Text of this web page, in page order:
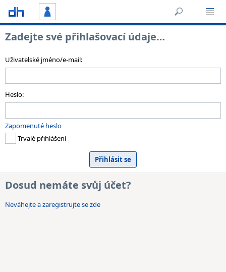
Zadejte své přihlašovací údaje…
Uživatelské jméno/e-mail:
Heslo:
Zapomenuté heslo
Trvalé přihlášení
Dosud nemáte svůj účet?
Neváhejte a zaregistrujte se zde